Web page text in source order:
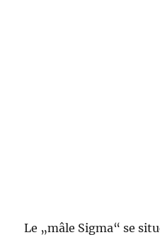
Le „mâle Sigma“ se